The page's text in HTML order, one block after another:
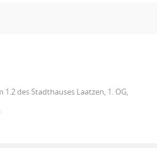
des Stadthauses Laatzen, 1. OG,